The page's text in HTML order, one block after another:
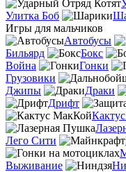
Улитка Боб
Игры для мальчиков
Автобусы
Бильярд
Бокс
Война
Гонки
Грузовики
Джипы
Драки
Дрифт
Лего Сити
Выживание